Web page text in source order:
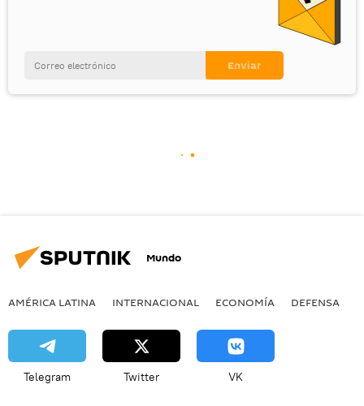
Mundo
AMÉRICA LATINA INTERNACIONAL ECONOMÍA DEFENSA
Telegram Twitter VK